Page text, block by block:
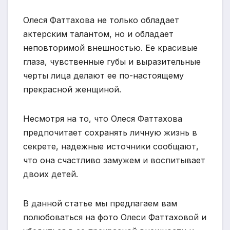
Олеся Фаттахова не только обладает
актерским талантом, но и обладает
неповторимой внешностью. Ее красивые
глаза, чувственные губы и выразительные
черты лица делают ее по-настоящему
прекрасной женщиной.
Несмотря на то, что Олеся Фаттахова
предпочитает сохранять личную жизнь в
секрете, надежные источники сообщают,
что она счастливо замужем и воспитывает
двоих детей.
В данной статье мы предлагаем вам
полюбоваться на фото Олеси Фаттаховой и